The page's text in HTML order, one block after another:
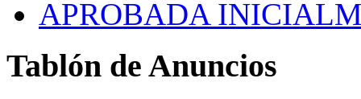
APROBADA
Tablón de Anuncios